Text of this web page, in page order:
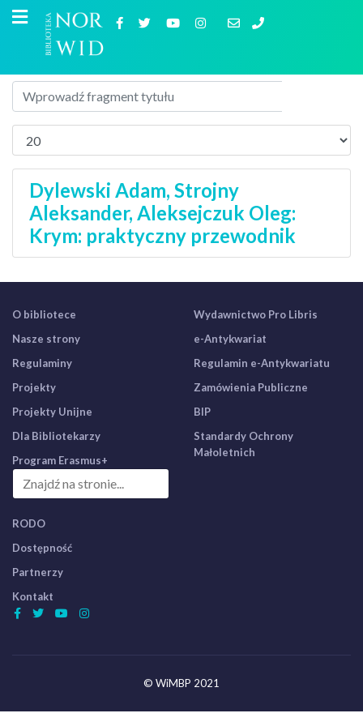
Dylewski Adam, Strojny
Aleksander, Aleksejczuk Oleg:
Krym: praktyczny przewodnik
O bibliotece
Nasze strony
Regulaminy
Projekty
Projekty Unijne
Dla Bibliotekarzy
Program Erasmus+
Wydawnictwo Pro Libris
e-Antykwariat
Regulamin e-Antykwariatu
Zamówienia Publiczne
BIP
Standardy Ochrony
Małoletnich
RODO
Dostępność
Partnerzy
Kontakt
© WiMBP 2021